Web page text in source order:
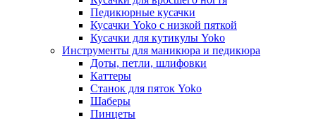
Педикюрные кусачки
Кусачки Yoko с низкой пяткой
Кусачки для кутикулы Yoko
Инструменты для маникюра и педикюра
Доты, петли, шлифовки
Каттеры
Станок для пяток Yoko
Шаберы
Пинцеты